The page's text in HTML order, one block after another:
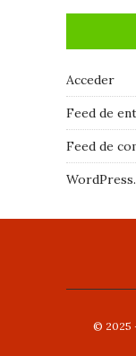
Acceder
Feed de
Feed de
© 2025